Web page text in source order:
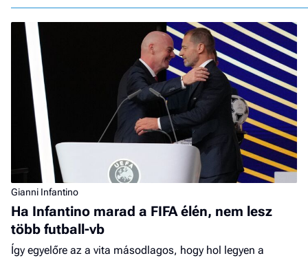
Gianni Infantino
Ha Infantino marad a FIFA élén, nem lesz
több futball-vb
Így egyelőre az a vita másodlagos, hogy hol legyen a